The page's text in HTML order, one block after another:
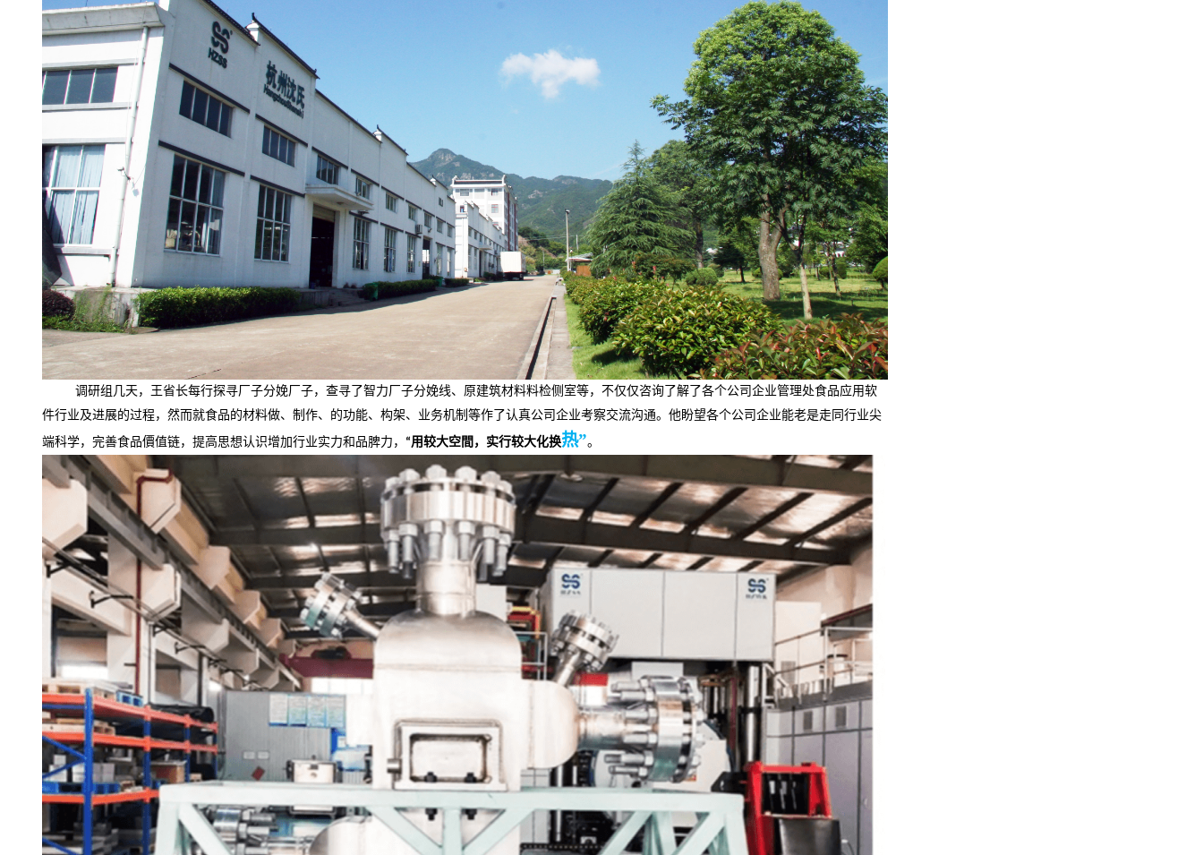
调研组几天，王省长每行探寻厂子分娩厂子，查寻了智力厂子分娩线、原建筑材料料检侧室等，不仅仅咨询了解了各个公司企业管理处食品应用软
件行业及进展的过程，然而就食品的材料做、制作、的功能、构架、业务机制等作了认真公司企业考察交流沟通。他盼望各个公司企业能老是走同行业尖
端科学，完善食品價值链，提高思想认识增加行业实力和品脾力， “用较大空間，实行较大化换热”。